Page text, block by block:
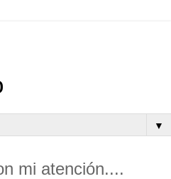
▼
mi atención....